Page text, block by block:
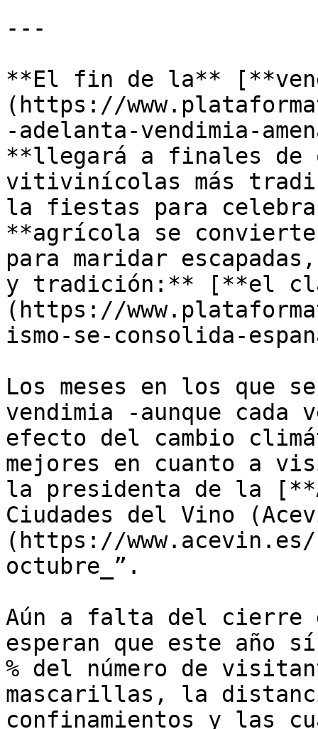
---
**El fin de la**
(https://
-adelanta-vendimia-
**llegará a finales
vitivinícolas más
la fiestas para
**agrícola se
para maridar
y tradición:** [**el
(https://
ismo-se-consolida-
Los meses en los que
vendimia -aunque cada
efecto del cambio
mejores en cuanto a
la presidenta de la
Ciudades del Vino
(https://
octubre_”.
Aún a falta del cierre
esperan que este año
% del número de
mascarillas, la
confinamientos y las